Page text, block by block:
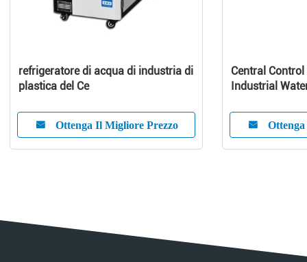
refrigeratore di acqua di industria di
plastica del Ce
Ottenga Il Migliore Prezzo
Central
Industrial